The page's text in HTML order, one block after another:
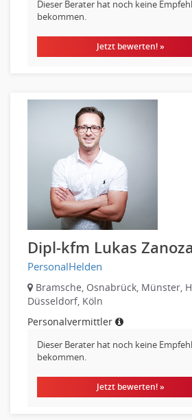
Entsorgungslogistik
Fuhrparkmanagement
Lagerlogistik
Produktionslogistik
Einkauf, Materialwirtschaft & Logistik
Supply-Chain-Management
Anlagenbuchhaltung
Controlling
Debitorenbuchhaltung
Finanzbuchhaltung, Bilanzbuchhaltung
Gehaltsbuchhaltung, Lohnbuchhaltung
Konzernbuchhaltung
Finanzen Leitung, Teamleitung
Finanzen Prozessmanagement
Revision
Dieser Berater hat noch keine
bekommen.
Jetzt bewerten! »
Dipl-kfm Lukas Zanoza
PersonalHelden
Bramsche, Osnabrück, Münster,
Düsseldorf, Köln
Personalvermittler
Dieser Berater hat noch keine
bekommen.
Jetzt bewerten! »